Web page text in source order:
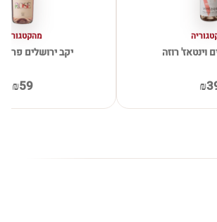
וינטאז' רוזה
מהקטגוריה
יקב ירושלים
₪59